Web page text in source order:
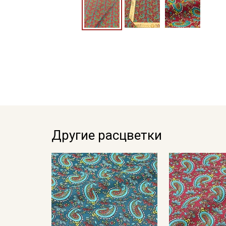
Другие расцветки